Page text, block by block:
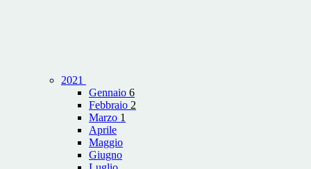
2021
Gennaio 6
Febbraio 2
Marzo 1
Aprile
Maggio
Giugno